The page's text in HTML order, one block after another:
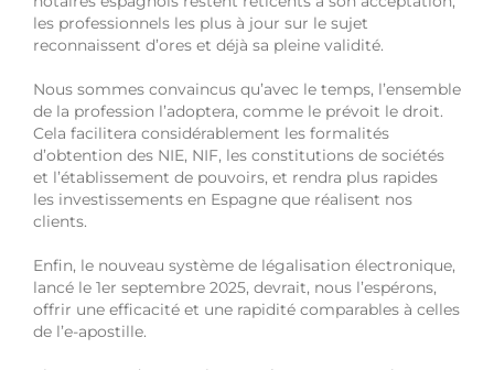
les professionnels les plus à jour sur le sujet
reconnaissent d’ores et déjà sa pleine validité.
Nous sommes convaincus qu’avec le temps, l’ensemble
de la profession l’adoptera, comme le prévoit le droit.
Cela facilitera considérablement les formalités
d’obtention des NIE, NIF, les constitutions de sociétés
et l’établissement de pouvoirs, et rendra plus rapides
les investissements en Espagne que réalisent nos
clients.
Enfin, le nouveau système de légalisation électronique,
lancé le 1er septembre 2025, devrait, nous l’espérons,
offrir une efficacité et une rapidité comparables à celles
de l’e-apostille.